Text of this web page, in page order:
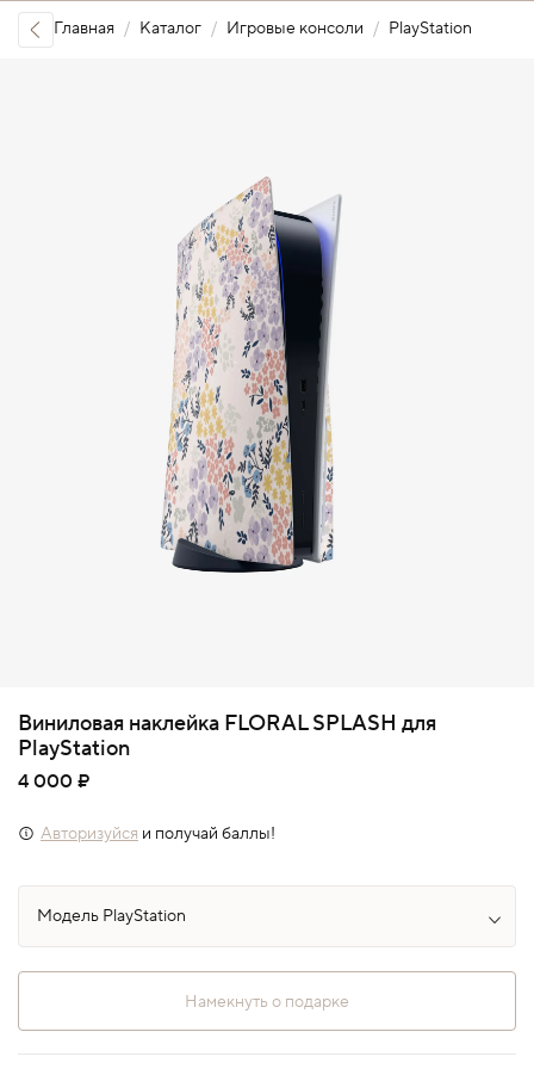
Главная Каталог Игровые консоли PlayStation
Виниловая наклейка FLORAL SPLASH для
PlayStation
4 000 ₽
Авторизуйся и получай баллы!
Намекнуть о подарке